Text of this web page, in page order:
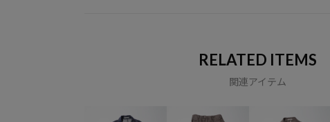
RELATED ITEMS
関連アイテム